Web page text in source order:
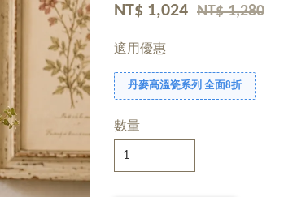
NT$ 1,024 NT$ 1,280
適用優惠
丹麥高溫瓷系列 全面8折
數量